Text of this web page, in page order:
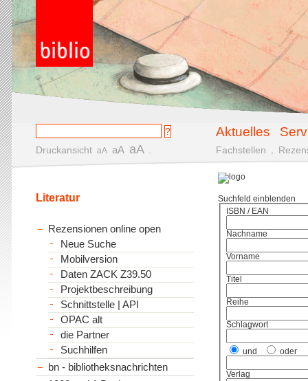
Aktuelles
Druckansicht aA aA aA Fachstellen
Suchfeld einblenden
ISBN / EAN
Nachname
Vorname
Titel
Reihe
Schlagwort
und oder
Verlag
Literatur
Rezensionen online open
Neue Suche
Mobilversion
Daten ZACK Z39.50
Projektbeschreibung
Schnittstelle | API
OPAC alt
die Partner
Suchhilfen
bn - bibliotheksnachrichten